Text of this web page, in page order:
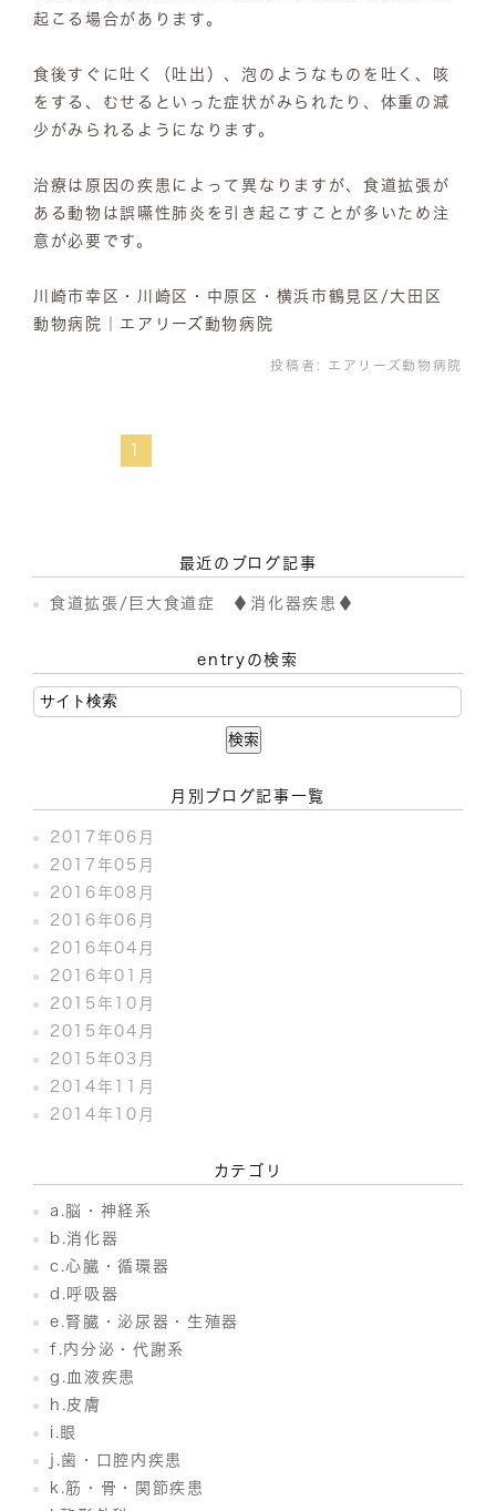
起こる場合があります。
食後すぐに吐く（吐出）、泡のようなものを吐く、咳
をする、むせるといった症状がみられたり、体重の減
少がみられるようになります。
治療は原因の疾患によって異なりますが、食道拡張が
ある動物は誤嚥性肺炎を引き起こすことが多いため注
意が必要です。
川崎市幸区・川崎区・中原区・横浜市鶴見区/大田区
動物病院｜エアリーズ動物病院
投稿者: エアリーズ動物病院
1
最近のブログ記事
食道拡張/巨大食道症 ♦消化器疾患♦
entryの検索
月別ブログ記事一覧
2017年06月
2017年05月
2016年08月
2016年06月
2016年04月
2016年01月
2015年10月
2015年04月
2015年03月
2014年11月
2014年10月
カテゴリ
a.脳・神経系
b.消化器
c.心臓・循環器
d.呼吸器
e.腎臓・泌尿器・生殖器
f.内分泌・代謝系
g.血液疾患
h.皮膚
i.眼
j.歯・口腔内疾患
k.筋・骨・関節疾患